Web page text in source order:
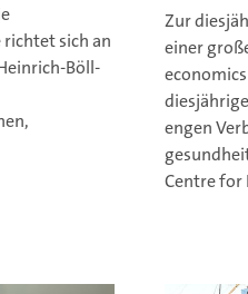
richtet sich an
Böll-
Zur
einer
engen
Centre for